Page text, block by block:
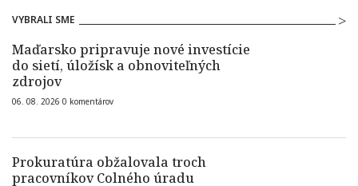
VYBRALI SME
Maďarsko pripravuje nové investície
do sietí, úložísk a obnoviteľných
zdrojov
06. 08. 2026 0 komentárov
Prokuratúra obžalovala troch
pracovníkov Colného úradu